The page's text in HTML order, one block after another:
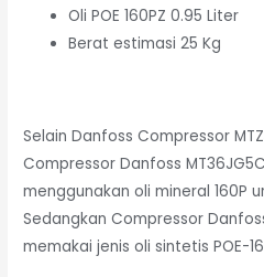
Oli POE 160PZ 0.95 Liter
Berat estimasi 25 Kg
Selain Danfoss Compressor
Compressor Danfoss
menggunakan oli mineral 160P
Sedangkan Compressor
memakai jenis oli sintetis POE-